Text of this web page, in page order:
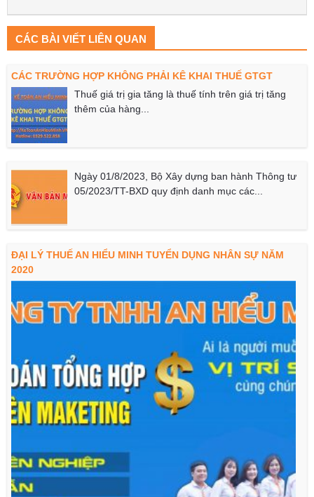
CÁC BÀI VIẾT LIÊN QUAN
CÁC TRƯỜNG HỢP KHÔNG PHẢI KÊ KHAI THUẾ GTGT
Thuế giá trị gia tăng là thuế tính trên giá trị tăng
thêm của hàng...
Ngày 01/8/2023, Bộ Xây dựng ban hành Thông tư
05/2023/TT-BXD quy định danh mục các...
ĐẠI LÝ THUẾ AN HIỂU MINH TUYỂN DỤNG NHÂN SỰ NĂM
2020